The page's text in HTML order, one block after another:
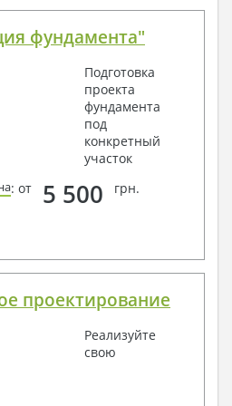
фундамента"
Подготовка
проекта
фундамента
под
конкретный
участок
: от 5 500 грн.
проектирование
Реализуйте
свою